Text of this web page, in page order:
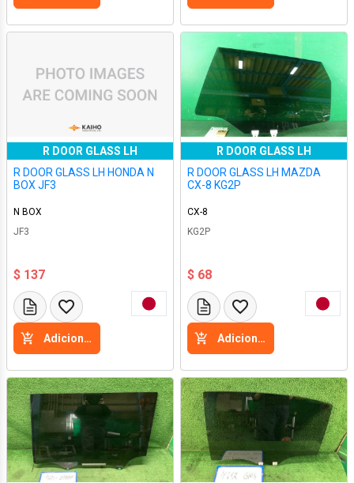
R DOOR GLASS LH
R DOOR GLASS LH HONDA N
BOX JF3
N BOX
JF3
$ 137
Adicione a cesta
R DOOR GLASS LH
R DOOR GLASS LH MAZDA
CX-8 KG2P
CX-8
KG2P
$ 68
Adicione a cesta